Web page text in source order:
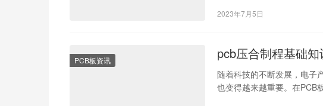
2023年7月5日
PCB板资讯 pcb压合制程基础
随着科技的不断发展，电子
也变得越来越重要。在PCB